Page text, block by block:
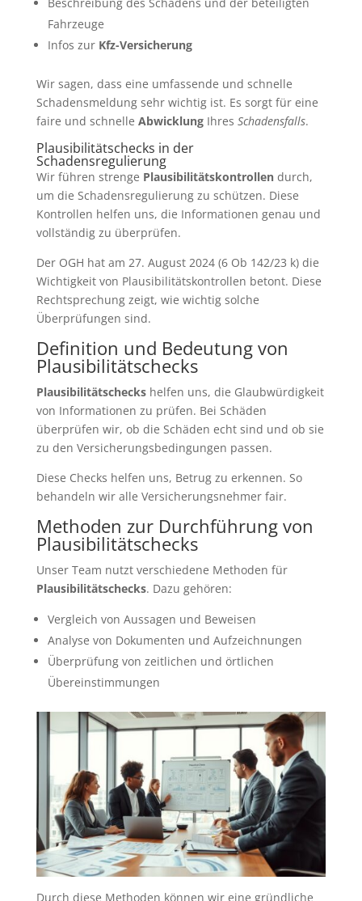
Fahrzeuge
Infos zur Kfz-Versicherung
Wir sagen, dass eine umfassende und schnelle
Schadensmeldung sehr wichtig ist. Es sorgt für eine
faire und schnelle AbwicklungIhres Schadensfalls.
Plausibilitätschecks in der
Schadensregulierung
Wir führen strenge Plausibilitätskontrollendurch,
um die Schadensregulierung zu schützen. Diese
Kontrollen helfen uns, die Informationen genau und
vollständig zu überprüfen.
Der OGH hat am 27. August 2024 (6 Ob 142/23 k) die
Wichtigkeit von Plausibilitätskontrollen betont. Diese
Rechtsprechung zeigt, wie wichtig solche
Überprüfungen sind.
Definition und Bedeutung von
Plausibilitätschecks
Plausibilitätscheckshelfen uns, die Glaubwürdigkeit
von Informationen zu prüfen. Bei Schäden
überprüfen wir, ob die Schäden echt sind und ob sie
zu den Versicherungsbedingungen passen.
Diese Checks helfen uns, Betrug zu erkennen. So
behandeln wir alle Versicherungsnehmer fair.
Methoden zur Durchführung von
Plausibilitätschecks
Unser Team nutzt verschiedene Methoden für
Plausibilitätschecks. Dazu gehören:
Vergleich von Aussagen und Beweisen
Analyse von Dokumenten und Aufzeichnungen
Überprüfung von zeitlichen und örtlichen
Übereinstimmungen
Durch diese Methoden können wir eine gründliche